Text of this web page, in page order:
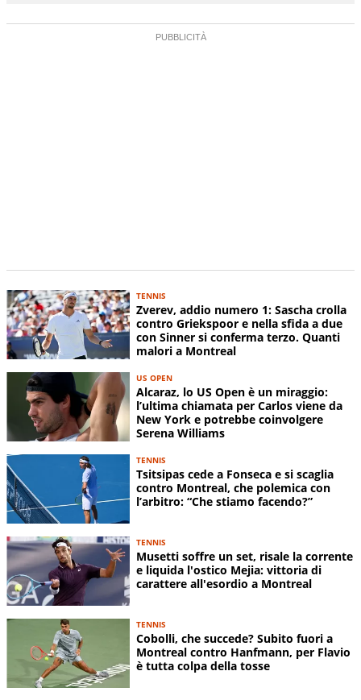
TENNIS
Zverev, addio numero 1: Sascha crolla
contro Griekspoor e nella sfida a due
con Sinner si conferma terzo. Quanti
malori a Montreal
US OPEN
Alcaraz, lo US Open è un miraggio:
l’ultima chiamata per Carlos viene da
New York e potrebbe coinvolgere
Serena Williams
TENNIS
Tsitsipas cede a Fonseca e si scaglia
contro Montreal, che polemica con
l’arbitro: “Che stiamo facendo?”
TENNIS
Musetti soffre un set, risale la corrente
e liquida l'ostico Mejia: vittoria di
carattere all'esordio a Montreal
TENNIS
Cobolli, che succede? Subito fuori a
Montreal contro Hanfmann, per Flavio
è tutta colpa della tosse